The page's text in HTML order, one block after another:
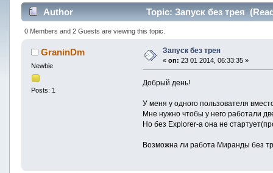
Author Topic: Запуск без трея
0 Members and 2 Guests are viewing this topic.
GraninDm
Newbie
Posts: 1
Запуск без трея
« on: 23 01 2014, 06:33:35 »
Добрый день!
У меня у одного пользователя
Мне нужно чтобы у него работали
Но без Explorer-а она не
Возможна ли работа Миранды без